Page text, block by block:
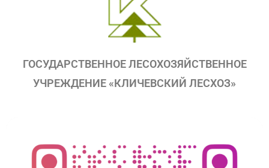
ГОСУДАРСТВЕННОЕ ЛЕСОХОЗЯЙСТВЕННОЕ
УЧРЕЖДЕНИЕ «КЛИЧЕВСКИЙ ЛЕСХОЗ»